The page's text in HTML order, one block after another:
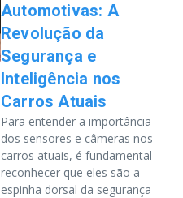
Automotivas: A
Revolução da
Segurança e
Inteligência nos
Carros Atuais
Para entender a importância
dos sensores e câmeras nos
carros atuais, é fundamental
reconhecer que eles são a
espinha dorsal da segurança